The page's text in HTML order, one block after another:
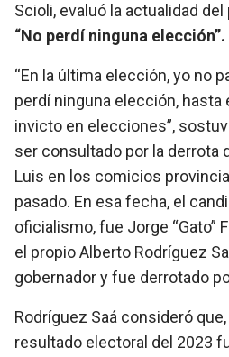
Scioli, evaluó la actualidad
“No perdí ninguna elección”.
“En la última elección, yo no
perdí ninguna elección,
invicto en elecciones”,
ser consultado por la derrota
Luis en los comicios
pasado. En esa fecha, el
oficialismo, fue Jorge “Gato”
el propio Alberto Rodríguez
gobernador y fue derrotado
Rodríguez Saá consideró que,
resultado electoral del 2023